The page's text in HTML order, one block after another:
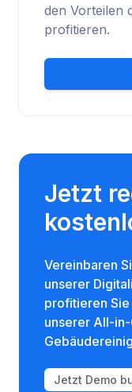
den Vorteilen
profitieren.
Jetzt
Vereinbaren
unserer
profitieren
unserer All-
Jetzt Demo